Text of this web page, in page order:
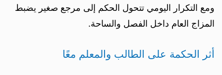
ومع التكرار اليومي تتحول الحكم إلى مرجع صغير يضبط
المزاج العام داخل الفصل والساحة.
أثر الحكمة على الطالب والمعلم معًا